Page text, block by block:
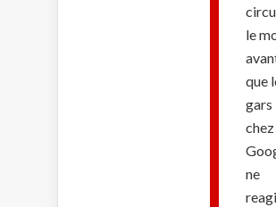
le
que
gars
chez
ne